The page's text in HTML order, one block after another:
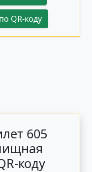
QR-коду
605
коду